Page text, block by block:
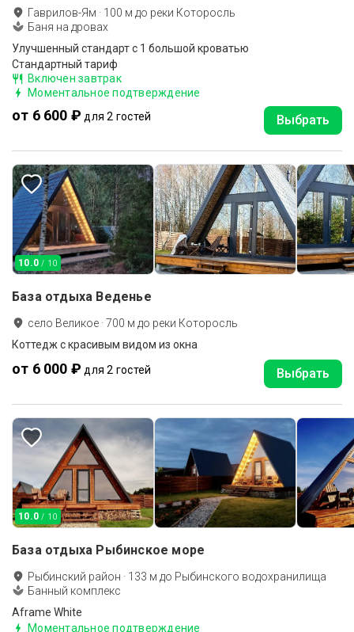
Гаврилов-Ям · 100 м до реки Которосль
Баня на дровах
Улучшенный стандарт с 1 большой кроватью
Стандартный тариф
Включен завтрак
Моментальное подтверждение
от 6 600 ₽ для 2 гостей Выбрать
10.0 / 10
База отдыха Веденье
село Великое ·700 м до реки Которосль
Коттедж с красивым видом из окна
от 6 000 ₽ для 2 гостей Выбрать
10.0 / 10
База отдыха Рыбинское море
Рыбинский район · 133 м до Рыбинского водохранилища
Банный комплекс
Aframe White
Моментальное подтверждение